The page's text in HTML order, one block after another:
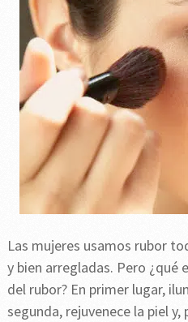
Las mujeres usamos rubor
y bien arregladas. Pero ¿qué
del rubor? En primer lugar,
segunda, rejuvenece la piel